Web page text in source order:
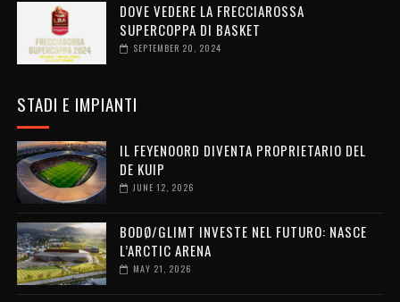
DOVE VEDERE LA FRECCIAROSSA
SUPERCOPPA DI BASKET
SEPTEMBER 20, 2024
STADI E IMPIANTI
IL FEYENOORD DIVENTA PROPRIETARIO DEL
DE KUIP
JUNE 12, 2026
BODØ/GLIMT INVESTE NEL FUTURO: NASCE
L’ARCTIC ARENA
MAY 21, 2026